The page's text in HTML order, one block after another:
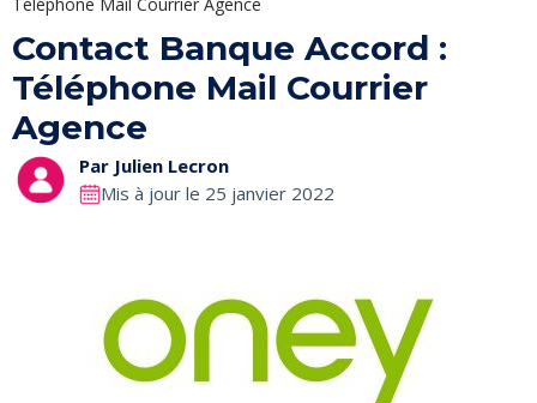
Contact Banque Accord :
Téléphone Mail Courrier
Agence
Par Julien Lecron
Mis à jour le 25 janvier 2022